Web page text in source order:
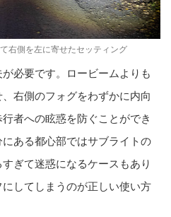
右側を左に寄せたセッティング
必要です。ロービームよりも
右側のフォグをわずかに内向
者への眩惑を防ぐことができ
ある都心部ではサブライトの
ぎて迷惑になるケースもあり
してしまうのが正しい使い方